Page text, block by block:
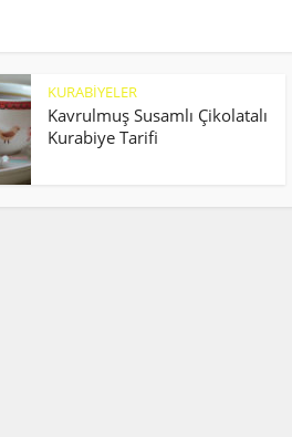
KURABİYELER
Kavrulmuş Susamlı Çikolatalı
Kurabiye Tarifi